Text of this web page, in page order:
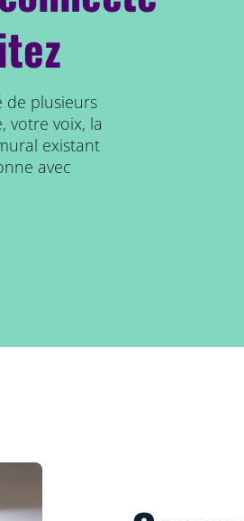
de plusieurs
votre voix, la
existant
avec